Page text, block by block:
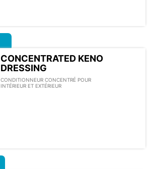
CONCENTRATED KENO
DRESSING
CONDITIONNEUR CONCENTRÉ POUR
INTÉRIEUR ET EXTÉRIEUR